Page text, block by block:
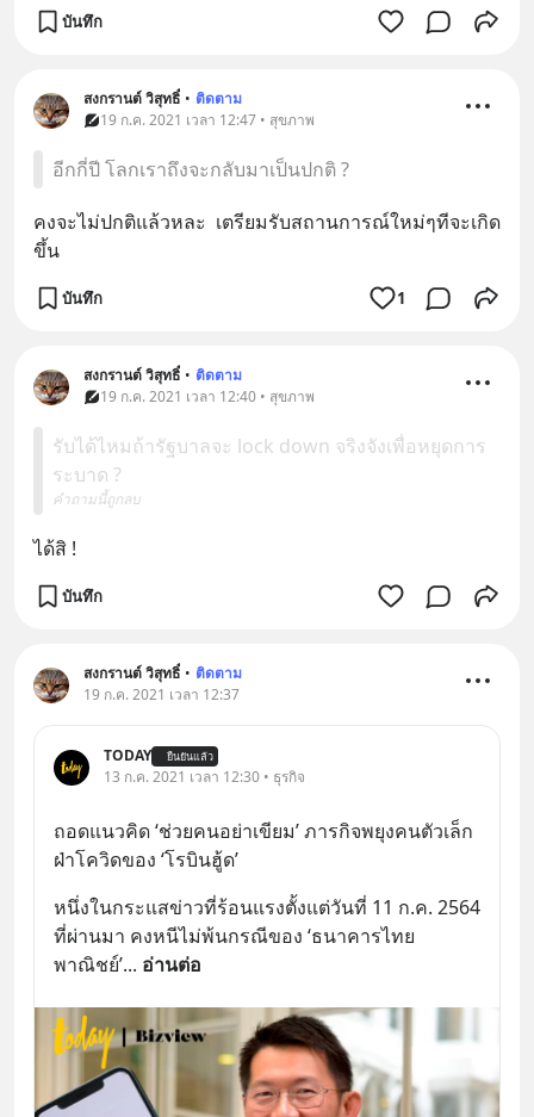
บันทึก
สงกรานต์ วิสุทธิ์ • ติดตาม
19 ก.ค. 2021 เวลา 12:47 • สุขภาพ
อีกกี่ปี โลกเราถึงจะกลับมาเป็นปกติ ?
คงจะไม่ปกติแล้วหละ  เตรียมรับสถานการณ์ใหม่ๆทีจะเกิด
ขึ้น
บันทึก 1
สงกรานต์ วิสุทธิ์ • ติดตาม
19 ก.ค. 2021 เวลา 12:40 • สุขภาพ
รับได้ไหมถ้ารัฐบาลจะ lock down จริงจังเพื่อหยุดการ
ระบาด ?
คำถามนี้ถูกลบ
ได้สิ !
บันทึก
สงกรานต์ วิสุทธิ์ • ติดตาม
19 ก.ค. 2021 เวลา 12:37
TODAY ยืนยันแล้ว
13 ก.ค. 2021 เวลา 12:30 • ธุรกิจ
ถอดแนวคิด ‘ช่วยคนอย่าเขียม’ ภารกิจพยุงคนตัวเล็ก
ฝ่าโควิดของ ‘โรบินฮู้ด’
หนึ่งในกระแสข่าวที่ร้อนแรงตั้งแต่วันที่ 11 ก.ค. 2564
ที่ผ่านมา คงหนีไม่พ้นกรณีของ ‘ธนาคารไทย
พาณิชย์’... อ่านต่อ